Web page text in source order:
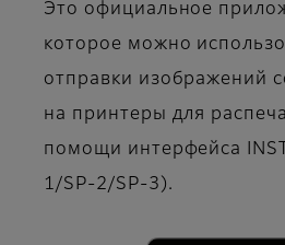
Это официальное
которое можно
отправки изображений
на принтеры для
помощи интерфейса
1/SP-2/SP-3).